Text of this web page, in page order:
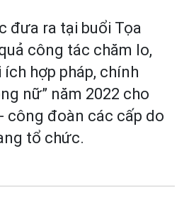
đưa ra tại buổi Tọa
công tác chăm lo,
ích hợp pháp, chính
nữ” năm 2022 cho
công đoàn các cấp do
tổ chức.